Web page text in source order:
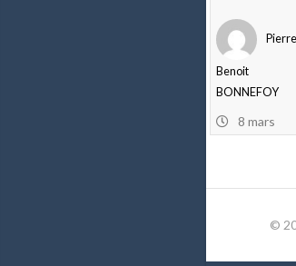
Benoit
BONNEFOY
8 mars
©